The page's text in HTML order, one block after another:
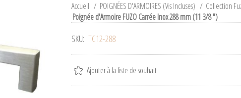
Accueil / POIGNÉES D'ARMOIRES (Vis Incluses) / Collection
Poignée d'Armoire FUZO Carrée Inox 288 mm (11 3/8 ")
SKU: TC12-288
Ajouter à la liste de souhait